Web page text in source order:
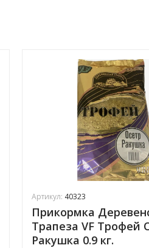
Артикул: 40323
Прикормка
Трапеза VF Трофей
Ракушка 0.9 кг.